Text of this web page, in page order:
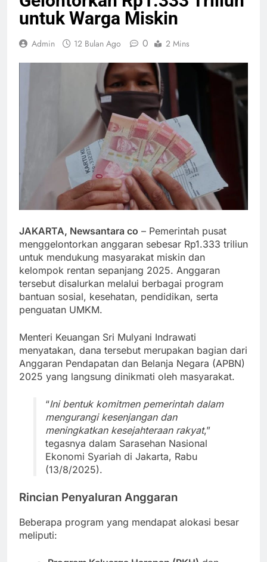
untuk Warga Miskin
Admin 12 Bulan Ago 0 2 Mins
JAKARTA, Newsantara co – Pemerintah pusat
menggelontorkan anggaran sebesar Rp1.333 triliun
untuk mendukung masyarakat miskin dan
kelompok rentan sepanjang 2025. Anggaran
tersebut disalurkan melalui berbagai program
bantuan sosial, kesehatan, pendidikan, serta
penguatan UMKM.
Menteri Keuangan Sri Mulyani Indrawati
menyatakan, dana tersebut merupakan bagian dari
Anggaran Pendapatan dan Belanja Negara (APBN)
2025 yang langsung dinikmati oleh masyarakat.
“Ini bentuk komitmen pemerintah dalam
mengurangi kesenjangan dan
meningkatkan kesejahteraan rakyat,”
tegasnya dalam Sarasehan Nasional
Ekonomi Syariah di Jakarta, Rabu
(13/8/2025).
Rincian Penyaluran Anggaran
Beberapa program yang mendapat alokasi besar
meliputi: